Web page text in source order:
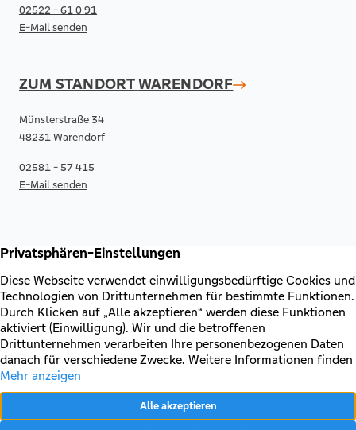
02522 - 61 0 91
E-Mail senden
ZUM STANDORTWARENDORF
Münsterstraße 34
48231 Warendorf
02581 - 57 415
E-Mail senden
RECHTLICHES & KONTAKT
Kontakt
AGB & Sonderbedingungen
Erklärung zur Barrierefreiheit
Impressum
Datenschutz
VERTRAG WIDERRUFEN